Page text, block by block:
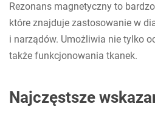
Rezonans magnetyczny to
które znajduje zastosowanie w
i narządów. Umożliwia nie tylko
także funkcjonowania tkanek.
Najczęstsze